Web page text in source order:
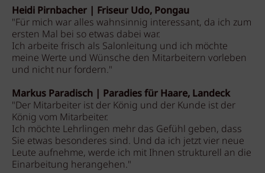
Heidi Pirnbacher | Friseur Udo, Pongau
"Für mich war alles wahnsinnig interessant, da ich zum
ersten Mal bei so etwas dabei war.
Ich arbeite frisch als Salonleitung und ich möchte
meine Werte und Wünsche den Mitarbeitern vorleben
und nicht nur fordern."
Markus Paradisch | Paradies für Haare, Landeck
"Der Mitarbeiter ist der König und der Kunde ist der
König vom Mitarbeiter.
Ich möchte Lehrlingen mehr das Gefühl geben, dass
Sie etwas besonderes sind. Und da ich jetzt vier neue
Leute aufnehme, werde ich mit Ihnen strukturell an die
Einarbeitung herangehen."